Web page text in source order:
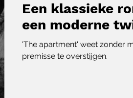
Een klassieke
een moderne
'The apartment' weet zonder
premisse te overstijgen.